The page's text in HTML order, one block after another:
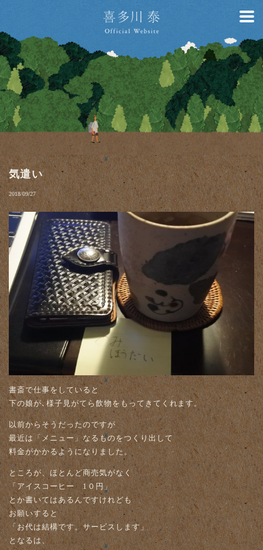
気遣い
2018/09/27
書斎で仕事をしていると
下の娘が､様子見がてら飲物をもってきてくれます。
以前からそうだったのですが
最近は「メニュー」なるものをつくり出して
料金がかかるようになりました。
ところが、ほとんど商売気がなく
「アイスコーヒー 1０円」
とか書いてはあるんですけれども
お願いすると
「お代は結構です。サービスします」
となるは、